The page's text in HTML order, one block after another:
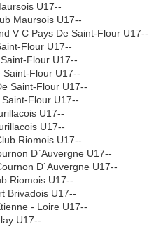
U17--
Maursois U17--
V C Pays De Saint-Flour U17--
Flour U17--
Flour U17--
Saint-Flour U17--
Saint-Flour U17--
Flour U17--
U17--
U17--
Riomois U17--
D`Auvergne U17--
D`Auvergne U17--
Riomois U17--
Brivadois U17--
- Loire U17--
U17--